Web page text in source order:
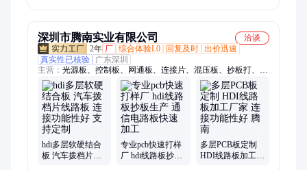
深圳市腾南实业有限公司
洽谈
2年 厂 综合体验L0 回复及时 出价迅速
真实性已核验
广东深圳
主营： 光源板、控制板、网通板、连接片、混压板、抄板打、印
制板、柔性板、多层板、八层pcb、电路板、刚挠板、传感器、
埋孔板、盲孔板、模块板、结合板、阻抗板、线路板、电器主
板、芯片载板、pcb板定制、陶瓷基板、载板定制、高速背板、
IC载板
hdi多层软硬结合
板 汽车拨档片线
专业pcb快速打样
厂 hdi线路板抄板
多层PCB板定制
HDI线路板加工厂